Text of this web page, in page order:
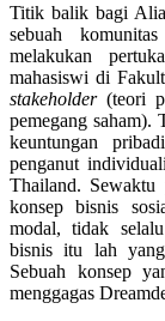
Titik balik bagi
sebuah
melakukan
mahasiswi di
stakeholder(teori
pemegang saham).
keuntungan
penganut
Thailand. Sewaktu
konsep bisnis
modal, tidak
bisnis itu lah
Sebuah konsep
menggagas